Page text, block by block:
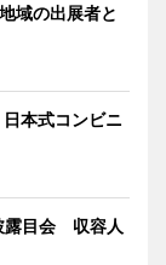
域の出展者と
本式コンビニ
露目会 収容人